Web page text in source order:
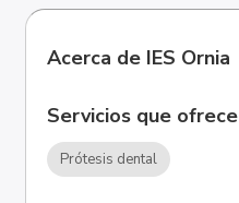
Acerca de IES Ornia
Servicios que ofrece
Prótesis dental